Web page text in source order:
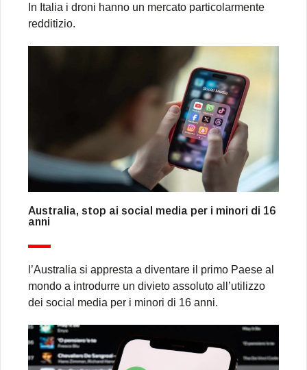
In Italia i droni hanno un mercato particolarmente
redditizio.
Australia, stop ai social media per i minori di 16
anni
l’Australia si appresta a diventare il primo Paese al
mondo a introdurre un divieto assoluto all’utilizzo
dei social media per i minori di 16 anni.